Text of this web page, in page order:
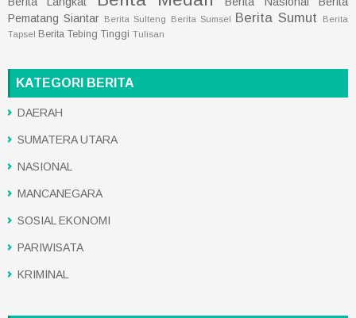
Pematang Siantar Berita Sulteng Berita Sumsel Berita Sumut
Berita
Tapsel Berita Tebing Tinggi Tulisan
KATEGORI BERITA
DAERAH
SUMATERA UTARA
NASIONAL
MANCANEGARA
SOSIAL EKONOMI
PARIWISATA
KRIMINAL